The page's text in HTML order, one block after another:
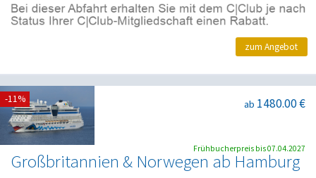
zum Angebot
Großbritannien & Norwegen ab Hamburg
ab 1480.00 €
-11%
Frühbucherpreis bis 07.04.2027